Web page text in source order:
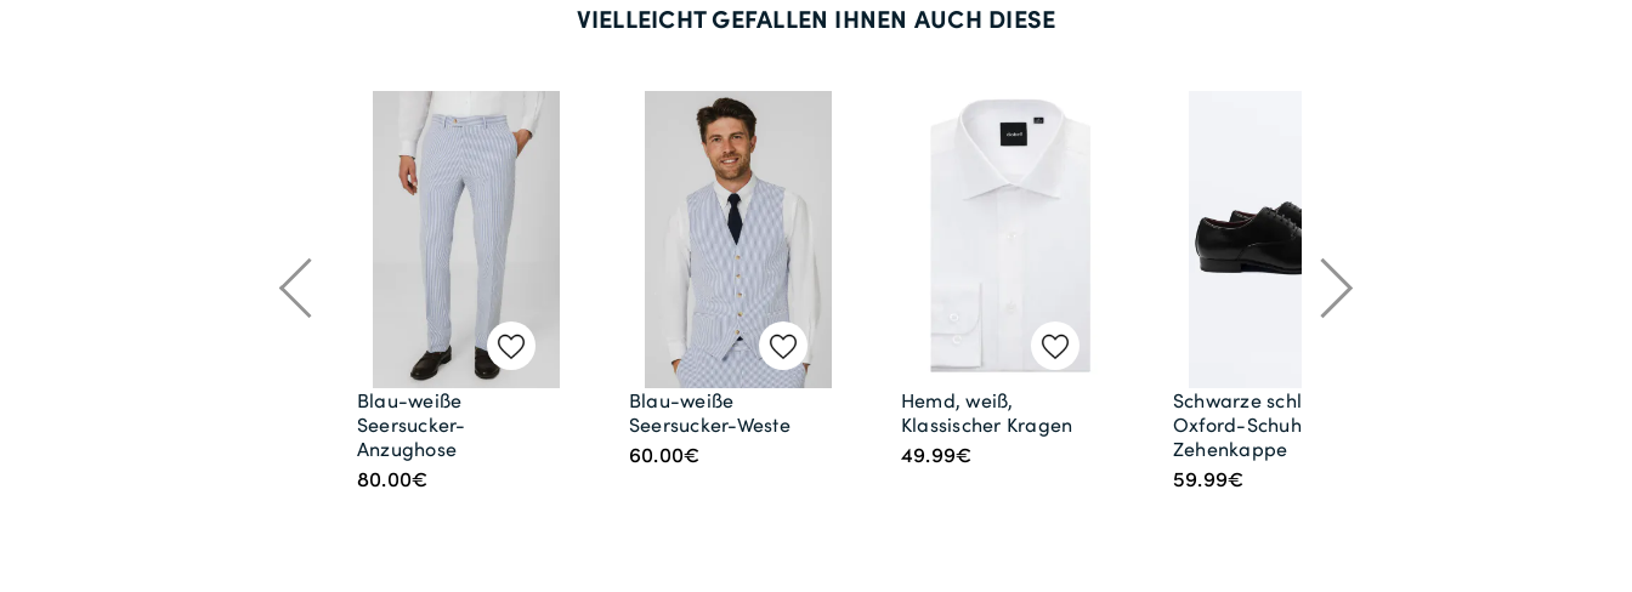
VIELLEICHT GEFALLEN IHNEN AUCH DIESE
Blau-weiße
Seersucker-
Anzughose
80.00€
Blau-weiße
Seersucker-Weste
60.00€
Hemd, weiß,
Klassischer Kragen
49.99€
Schwarze schlichte
Oxford-Schuhe mit
Zehenkappe
59.99€